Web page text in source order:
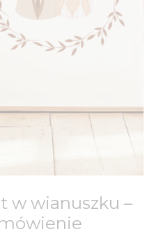
w wianuszku –